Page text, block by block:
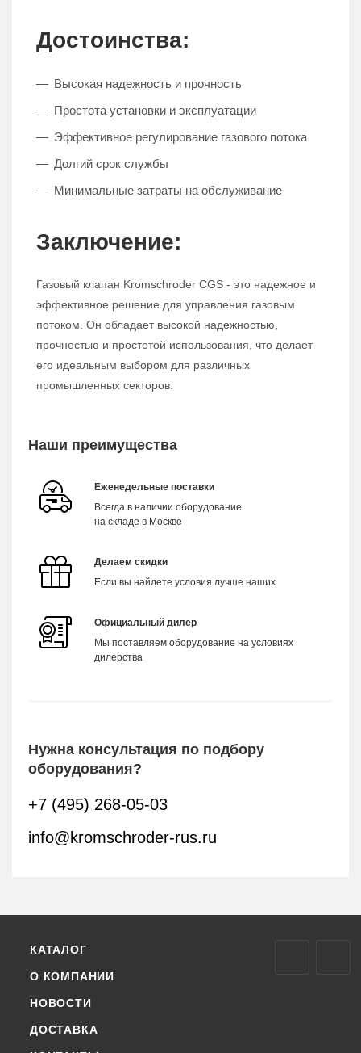
Достоинства:
Высокая надежность и прочность
Простота установки и эксплуатации
Эффективное регулирование газового потока
Долгий срок службы
Минимальные затраты на обслуживание
Заключение:
Газовый клапан Kromschroder CGS - это надежное и
эффективное решение для управления газовым
потоком. Он обладает высокой надежностью,
прочностью и простотой использования, что делает
его идеальным выбором для различных
промышленных секторов.
Наши преимущества
Еженедельные поставки
Всегда в наличии оборудование
на складе в Москве
Делаем скидки
Если вы найдете условия лучше наших
Официальный дилер
Мы поставляем оборудование на условиях
дилерства
Нужна консультация по подбору
оборудования?
+7 (495) 268-05-03
info@kromschroder-rus.ru
КАТАЛОГ
О КОМПАНИИ
НОВОСТИ
ДОСТАВКА